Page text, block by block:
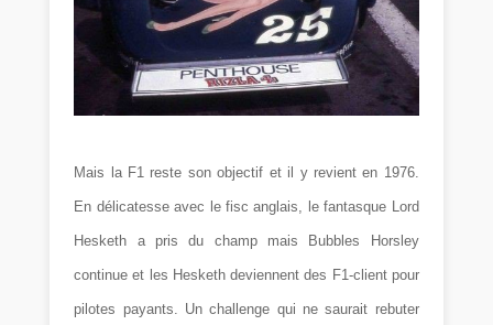
Mais la F1 reste son objectif et il y revient en 1976.
En délicatesse avec le fisc anglais, le fantasque Lord
Hesketh a pris du champ mais Bubbles Horsley
continue et les Hesketh deviennent des F1-client pour
pilotes payants. Un challenge qui ne saurait rebuter